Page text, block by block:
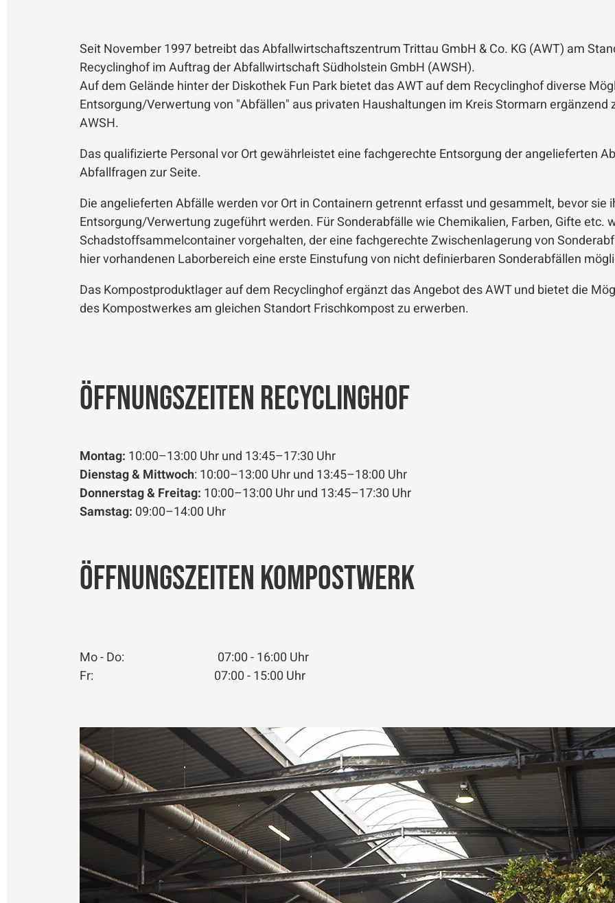
Seit November 1997 betreibt das Abfallwirtschaftszentrum Trittau GmbH & Co. KG (AWT) am
Recyclinghof im Auftrag der Abfallwirtschaft Südholstein GmbH (AWSH).
Auf dem Gelände hinter der Diskothek Fun Park bietet das AWT auf dem Recyclinghof diverse
Entsorgung/Verwertung von "Abfällen" aus privaten Haushaltungen im Kreis Stormarn
AWSH.
Das qualifizierte Personal vor Ort gewährleistet eine fachgerechte Entsorgung der angelieferten
Abfallfragen zur Seite.
Die angelieferten Abfälle werden vor Ort in Containern getrennt erfasst und gesammelt, bevor sie
Entsorgung/Verwertung zugeführt werden. Für Sonderabfälle wie Chemikalien, Farben, Gifte etc.
Schadstoffsammelcontainer vorgehalten, der eine fachgerechte Zwischenlagerung von
hier vorhandenen Laborbereich eine erste Einstufung von nicht definierbaren Sonderabfällen
Das Kompostproduktlager auf dem Recyclinghof ergänzt das Angebot des AWT und bietet die
des Kompostwerkes am gleichen Standort Frischkompost zu erwerben.
Öffnungszeiten Recyclinghof
Montag: 10:00–13:00 Uhr und 13:45–17:30 Uhr
Dienstag & Mittwoch: 10:00–13:00 Uhr und 13:45–18:00 Uhr
Donnerstag & Freitag: 10:00–13:00 Uhr und 13:45–17:30 Uhr
Samstag: 09:00–14:00 Uhr
Öffnungszeiten Kompostwerk
Mo - Do: 07:00 - 16:00 Uhr
Fr: 07:00 - 15:00 Uhr